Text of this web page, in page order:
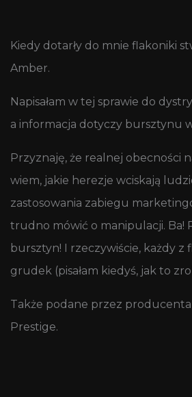
Kiedy dotarły do mnie flakoniki
Amber.
Napisałam w tej sprawie do
a informacja dotyczy bursztynu
Przyznaję, że realnej obecności
wiem, jakie herezje wciskają
zastosowania zabiegu
trudno mówić o manipulacji. Ba!
bursztyn! I rzeczywiście, każdy
grudek (pisałam kiedyś, jak to
Także podane przez
Prestige.